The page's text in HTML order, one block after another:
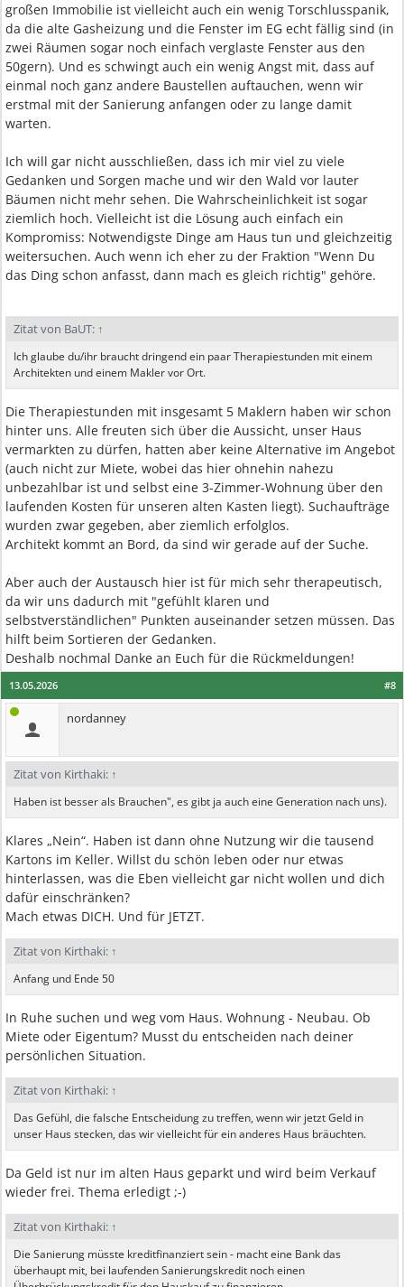
großen Immobilie ist vielleicht auch ein wenig Torschlusspanik,
da die alte Gasheizung und die Fenster im EG echt fällig sind (in
zwei Räumen sogar noch einfach verglaste Fenster aus den
50gern). Und es schwingt auch ein wenig Angst mit, dass auf
einmal noch ganz andere Baustellen auftauchen, wenn wir
erstmal mit der Sanierung anfangen oder zu lange damit
warten.
Ich will gar nicht ausschließen, dass ich mir viel zu viele
Gedanken und Sorgen mache und wir den Wald vor lauter
Bäumen nicht mehr sehen. Die Wahrscheinlichkeit ist sogar
ziemlich hoch. Vielleicht ist die Lösung auch einfach ein
Kompromiss: Notwendigste Dinge am Haus tun und gleichzeitig
weitersuchen. Auch wenn ich eher zu der Fraktion "Wenn Du
das Ding schon anfasst, dann mach es gleich richtig" gehöre.
Zitat von BaUT: ↑
Ich glaube du/ihr braucht dringend ein paar Therapiestunden mit einem
Architekten und einem Makler vor Ort.
Die Therapiestunden mit insgesamt 5 Maklern haben wir schon
hinter uns. Alle freuten sich über die Aussicht, unser Haus
vermarkten zu dürfen, hatten aber keine Alternative im Angebot
(auch nicht zur Miete, wobei das hier ohnehin nahezu
unbezahlbar ist und selbst eine 3-Zimmer-Wohnung über den
laufenden Kosten für unseren alten Kasten liegt). Suchaufträge
wurden zwar gegeben, aber ziemlich erfolglos.
Architekt kommt an Bord, da sind wir gerade auf der Suche.
Aber auch der Austausch hier ist für mich sehr therapeutisch,
da wir uns dadurch mit "gefühlt klaren und
selbstverständlichen" Punkten auseinander setzen müssen. Das
hilft beim Sortieren der Gedanken.
Deshalb nochmal Danke an Euch für die Rückmeldungen!
#8
13.05.2026
nordanney
Zitat von Kirthaki: ↑
Haben ist besser als Brauchen", es gibt ja auch eine Generation nach uns).
Klares „Nein“. Haben ist dann ohne Nutzung wir die tausend
Kartons im Keller. Willst du schön leben oder nur etwas
hinterlassen, was die Eben vielleicht gar nicht wollen und dich
dafür einschränken?
Mach etwas DICH. Und für JETZT.
Zitat von Kirthaki: ↑
Anfang und Ende 50
In Ruhe suchen und weg vom Haus. Wohnung - Neubau. Ob
Miete oder Eigentum? Musst du entscheiden nach deiner
persönlichen Situation.
Zitat von Kirthaki: ↑
Das Gefühl, die falsche Entscheidung zu treffen, wenn wir jetzt Geld in
unser Haus stecken, das wir vielleicht für ein anderes Haus bräuchten.
Da Geld ist nur im alten Haus geparkt und wird beim Verkauf
wieder frei. Thema erledigt ;-)
Zitat von Kirthaki: ↑
Die Sanierung müsste kreditfinanziert sein - macht eine Bank das
überhaupt mit, bei laufenden Sanierungskredit noch einen